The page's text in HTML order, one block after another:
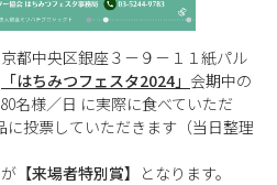
都中央区銀座３－９－１１紙パル
「はちみつフェスタ2024」 会期中の
名様／日 に実際に食べていただ
に投票していただきます（当日整理
【来場者特別賞】 となります。